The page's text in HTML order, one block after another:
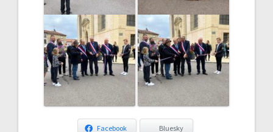
Facebook Bluesky